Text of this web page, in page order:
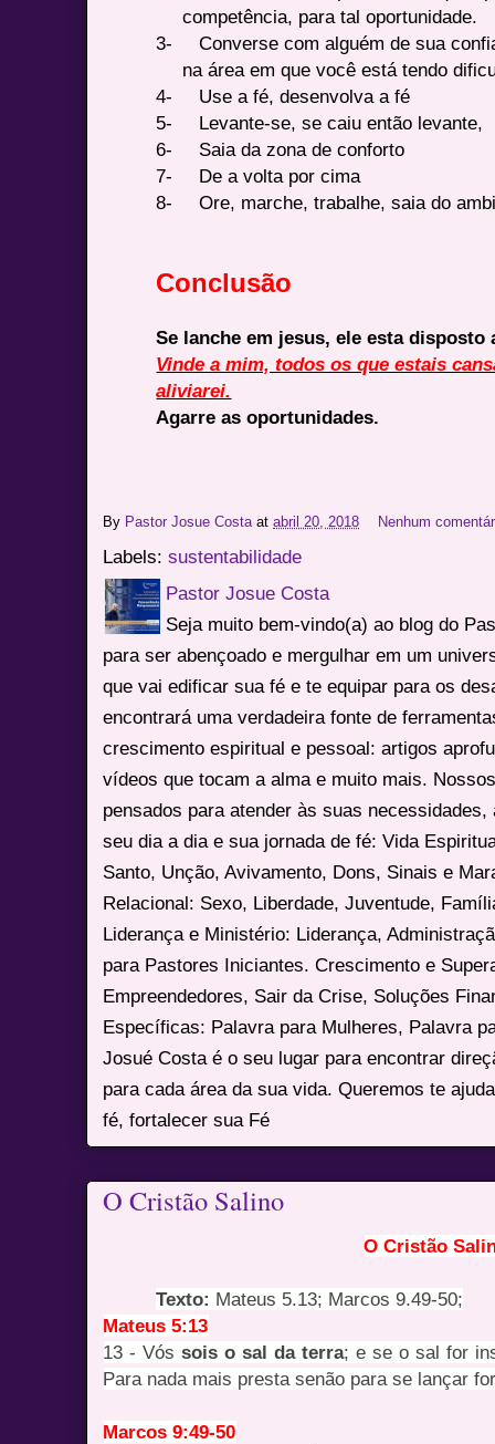
competência, para tal oportunidade.
3-
Converse com alguém de sua
na área em que você está tendo
4-
Use a fé, desenvolva a fé
5-
Levante-se, se caiu então levante,
6-
Saia da zona de conforto
7-
De a volta por cima
8-
Ore, marche, trabalhe, saia do
Conclusão
Se lanche em jesus, ele esta disposto
Vinde a mim, todos os que estais
aliviarei.
Agarre as oportunidades.
By Pastor Josue Costa atabril 20, 2018 Nenhum
Labels:sustentabilidade
Pastor Josue Costa
Seja muito bem-vindo(a) ao blog do
para ser abençoado e mergulhar em um
que vai edificar sua fé e te equipar para os
encontrará uma verdadeira fonte de
crescimento espiritual e pessoal: artigos
vídeos que tocam a alma e muito mais.
pensados para atender às suas
seu dia a dia e sua jornada de fé: Vida
Santo, Unção, Avivamento, Dons, Sinais e
Relacional: Sexo, Liberdade, Juventude,
Liderança e Ministério: Liderança,
para Pastores Iniciantes. Crescimento e
Empreendedores, Sair da Crise, Soluções
Específicas: Palavra para Mulheres, Palavra
Josué Costa é o seu lugar para encontrar
para cada área da sua vida. Queremos te
fé, fortalecer sua Fé
O Cristão Salino
O Cristão
Texto: Mateus 5.13; Marcos 9.49-50;
Mateus 5:13
13 - Vóssois o sal da terra; e se o sal for
Para nada mais presta senão para se lançar
Marcos 9:49-50